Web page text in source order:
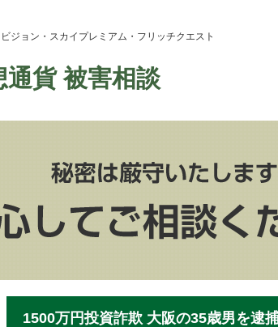
ジョン・スカイプレミアム・フリッチクエスト
貨 被害相談
1500万円投資詐欺 大阪の35歳男を逮捕